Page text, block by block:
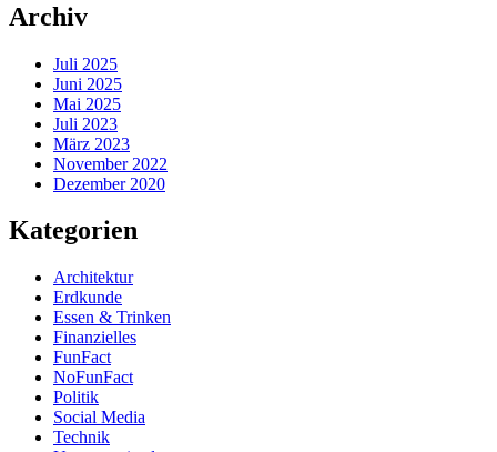
Archiv
Juli 2025
Juni 2025
Mai 2025
Juli 2023
März 2023
November 2022
Dezember 2020
Kategorien
Architektur
Erdkunde
Essen & Trinken
Finanzielles
FunFact
NoFunFact
Politik
Social Media
Technik